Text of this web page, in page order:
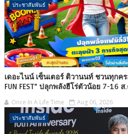
ประชาสัมพันธ์
เดอะไนน์ เซ็นเตอร์ ติวานนท์ ชวนทุกคร
FUN FEST” ปลุกพลังฮีโร่ตัวน้อย 7-16
Once In A Life Time Aug 06, 2026
ประชาสัมพันธ์